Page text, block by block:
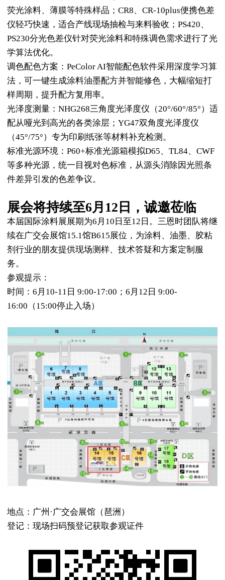
荧光涂料、薄膜等特殊样品；CR8、CR-10plus便携色差
仪轻巧快速，适合产线现场抽检与来料验收；PS420、
PS230分光色差仪针对荧光涂料和特殊调色需求进行了光
学算法优化。
调色配色方案：PeColor AI智能配色软件采用深度学习算
法，可一键生成涂料油墨配方并智能修色，大幅缩短打
样周期，提升配方复用率。
光泽度测量：NHG268三角度光泽度仪（20°/60°/85°）适
配从哑光到高光的各类涂层；YG47双角度光泽度仪
（45°/75°）专为印刷纸张等材料补充检测。
标准光源环境：P60+标准光源箱模拟D65、TL84、CWF
等多种光源，统一目视对色标准，从源头消除因光照条
件差异引发的色差争议。
展会将持续至6月12日，诚邀莅临
本届国际涂料展展期为6月10日至12日。三恩时团队将继
续在广交会展馆15.1馆B615展位，为涂料、油墨、胶粘
剂行业的朋友提供现场测样、技术答疑和方案定制服
务。
参观提示：
时间：6月10-11日 9:00-17:00；6月12日 9:00-
16:00（15:00停止入场）
地点：广州·广交会展馆（琶洲）
登记：现场扫码预登记获取参观证件